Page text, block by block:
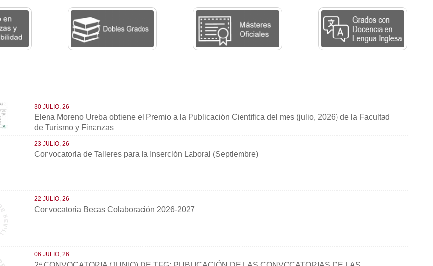
30 JULIO, 26
Elena Moreno Ureba obtiene el Premio a la Publicación Científica del mes (julio, 2026) de la Facultad
de Turismo y Finanzas
23 JULIO, 26
Convocatoria de Talleres para la Inserción Laboral (Septiembre)
22 JULIO, 26
Convocatoria Becas Colaboración 2026-2027
06 JULIO, 26